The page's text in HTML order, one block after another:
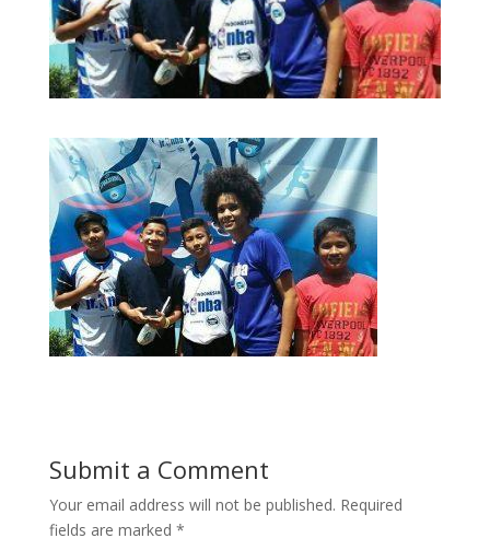
Submit a Comment
Your email address will not be published. Required
fields are marked *